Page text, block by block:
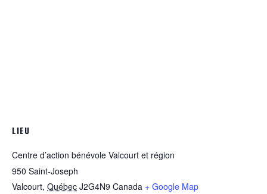
LIEU
Centre d’action bénévole Valcourt et région
950 Saint-Joseph
Valcourt, Québec J2G4N9 Canada + Google Map